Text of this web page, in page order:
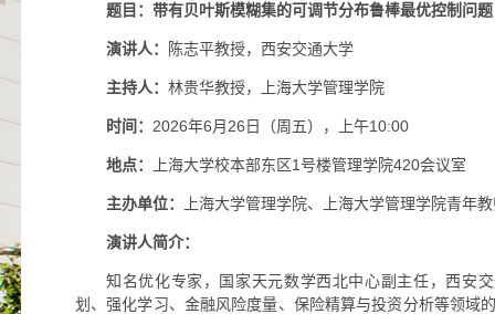
历任领导
题目：带有贝叶斯模糊集的可调节分布鲁棒最优控制问题
演讲人： 陈志平教授，西安交通大学
主持人： 林贵华教授，上海大学管理学院
时间： 2026年6月26日（周五），上午10:00
地点： 上海大学校本部东区1号楼管理学院420会议室
主办单位： 上海大学管理学院、上海大学管理学院青年
演讲人简介：
知名优化专家，国家天元数学西北中心副主任，西安
划、强化学习、金融风险度量、保险精算与投资分析等领域